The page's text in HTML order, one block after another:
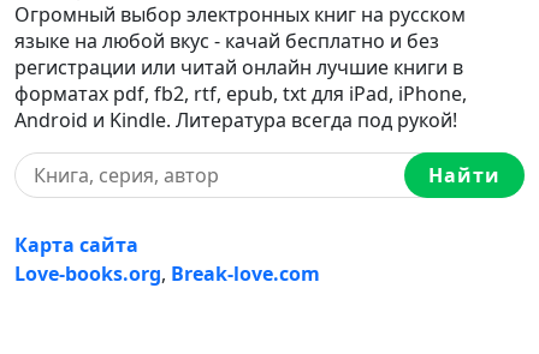
Огромный выбор электронных книг на русском
языке на любой вкус - качай бесплатно и без
регистрации или читай онлайн лучшие книги в
форматах pdf, fb2, rtf, epub, txt для iPad, iPhone,
Android и Kindle. Литература всегда под рукой!
Найти
Карта сайта
Love-books.org, Break-love.com